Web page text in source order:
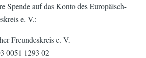
Spende auf das Konto des Europäisch-
e. V.:
Freundeskreis e. V.
0051 1293 02